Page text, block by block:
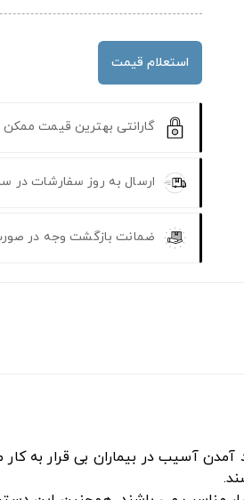
استعلام قیمت
گارانتی بهترین قیمت
ارسال به روز سفارشات در
ضمانت بازگشت وجه در
آمدن آسیب در بیماران بی قرار به